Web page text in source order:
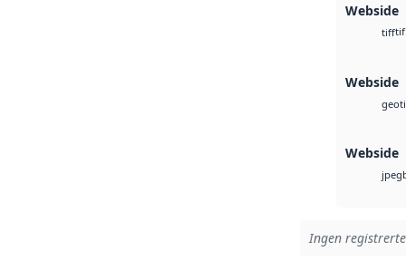
Webside
tifftif
Webside
Webside
jpeg
Ingen